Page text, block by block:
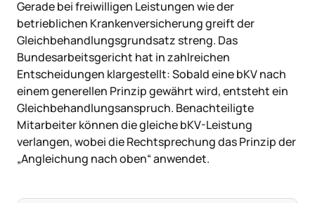
Gerade bei freiwilligen Leistungen wie der
betrieblichen Krankenversicherung greift der
Gleichbehandlungsgrundsatz streng. Das
Bundesarbeitsgericht hat in zahlreichen
Entscheidungen klargestellt: Sobald eine bKV nach
einem generellen Prinzip gewährt wird, entsteht ein
Gleichbehandlungsanspruch. Benachteiligte
Mitarbeiter können die gleiche bKV-Leistung
verlangen, wobei die Rechtsprechung das Prinzip der
„Angleichung nach oben“ anwendet.